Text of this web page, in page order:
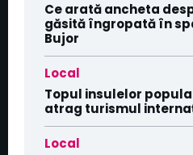
Ce arată ancheta
găsită îngropată în
Bujor
Local
Topul insulelor
atrag turismul
Local